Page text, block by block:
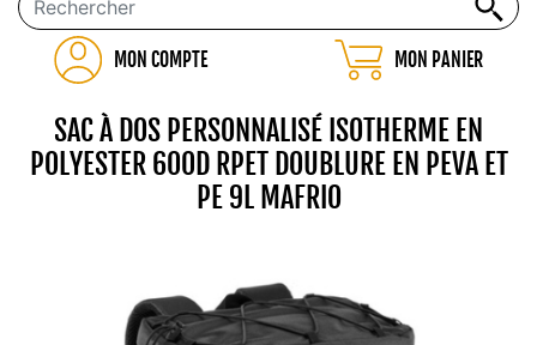
MON COMPTE MON PANIER
SAC À DOS PERSONNALISÉ ISOTHERME EN
POLYESTER 600D RPET DOUBLURE EN PEVA ET
PE 9L MAFRIO